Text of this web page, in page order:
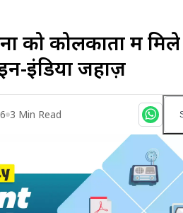
को कोलकाता में मिले
इंडिया जहाज़
3 Min Read